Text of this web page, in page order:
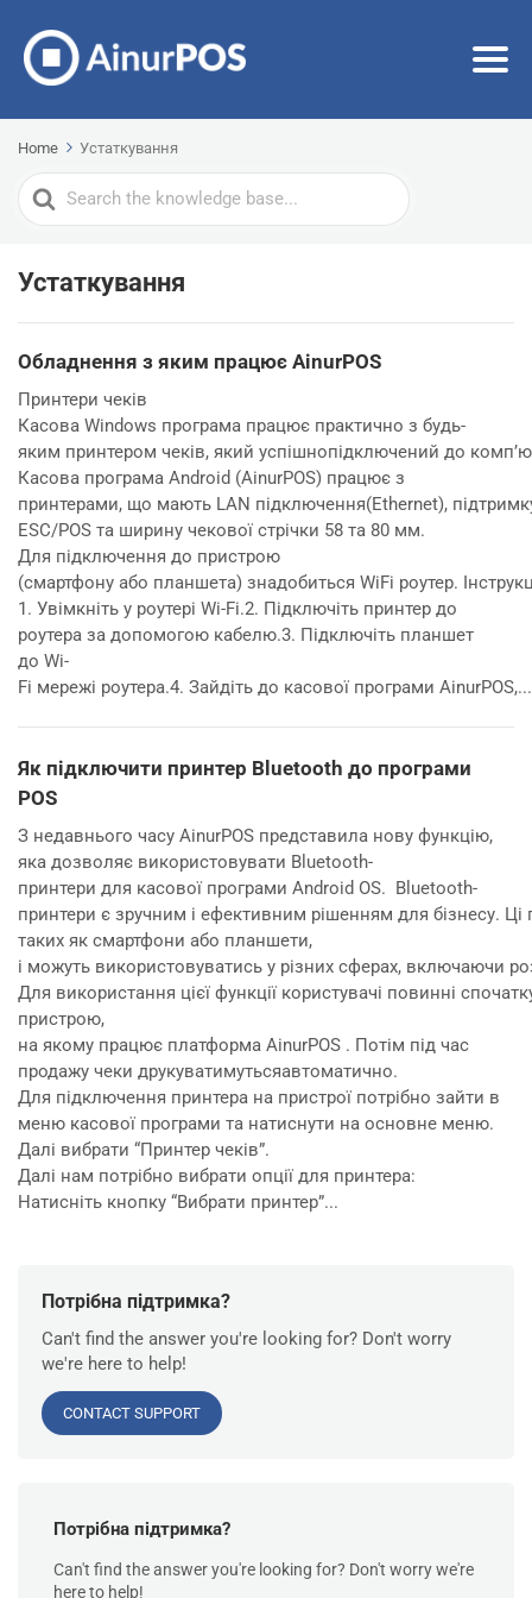
Home Устаткування
Search
For
Устаткування
Обладнення з яким працює AinurPOS
Принтери чеків
Касова Windows програма працює практично з будь-
яким принтером чеків, який успішнопідключений до
Касова програма Android (AinurPOS) працює з
принтерами, що мають LAN підключення(Ethernet),
ESС/POS та ширину чекової стрічки 58 та 80 мм.
Для підключення до пристрою
(смартфону або планшета) знадобиться WiFi роутер.
1. Увімкніть у роутері Wi-Fi.2. Підключіть принтер до
роутера за допомогою кабелю.3. Підключіть планшет
до Wi-
Fi мережі роутера.4. Зайдіть до касової програми AinurPOS,...
Як підключити принтер Bluetooth до програми
POS
З недавнього часу AinurPOS представила нову функцію,
яка дозволяє використовувати Bluetooth-
принтери для касової програми Android OS. Bluetooth-
принтери є зручним і ефективним рішенням для бізнесу.
таких як смартфони або планшети,
і можуть використовуватись у різних сферах, включаючи
Для використання цієї функції користувачі повинні
пристрою,
на якому працює платформа AinurPOS . Потім під час
продажу чеки друкуватимутьсяавтоматично.
Для підключення принтера на пристрої потрібно зайти в
меню касової програми та натиснути на основне меню.
Далі вибрати “Принтер чеків”.
Далі нам потрібно вибрати опції для принтера:
Натисніть кнопку “Вибрати принтер”...
Потрібна підтримка?
Can't find the answer you're looking for? Don't worry
we're here to help!
CONTACT SUPPORT
Потрібна підтримка?
Can't find the answer you're looking for? Don't worry we're
here to help!